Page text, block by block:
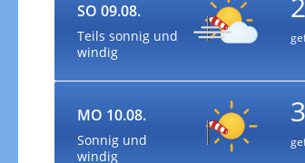
SO 09.08.
Teils sonnig und
windig
MO 10.08.
Sonnig und
windig